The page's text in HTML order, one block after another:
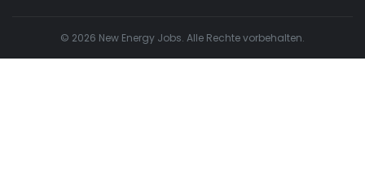
© 2026 New Energy Jobs. Alle Rechte vorbehalten.